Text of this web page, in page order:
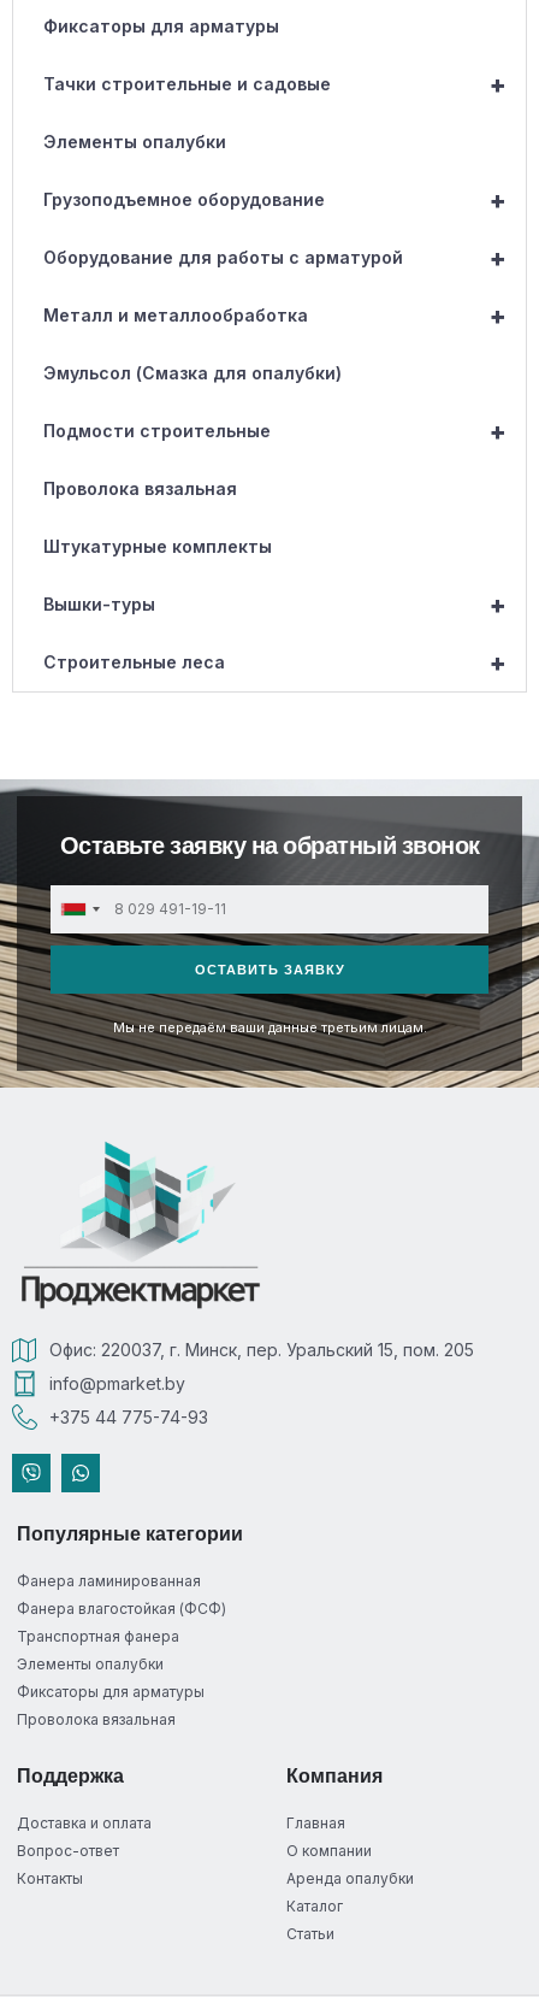
Фиксаторы для арматуры
+
Тачки строительные и садовые
Элементы опалубки
+
Грузоподъемное оборудование
+
Оборудование для работы с арматурой
+
Металл и металлообработка
Эмульсол (Смазка для опалубки)
+
Подмости строительные
Проволока вязальная
Штукатурные комплекты
+
Вышки-туры
+
Строительные леса
Оставьте заявку на обратный звонок
Belarus
+375
ОСТАВИТЬ ЗАЯВКУ
Мы не передаём ваши данные третьим лицам.
Офис: 220037, г. Минск, пер. Уральский 15, пом. 205
info@pmarket.by
+375 44 775-74-93
Популярные категории
Фанера ламинированная
Фанера влагостойкая (ФСФ)
Транспортная фанера
Элементы опалубки
Фиксаторы для арматуры
Проволока вязальная
Поддержка
Доставка и оплата
Вопрос-ответ
Контакты
Компания
Главная
О компании
Аренда опалубки
Каталог
Статьи